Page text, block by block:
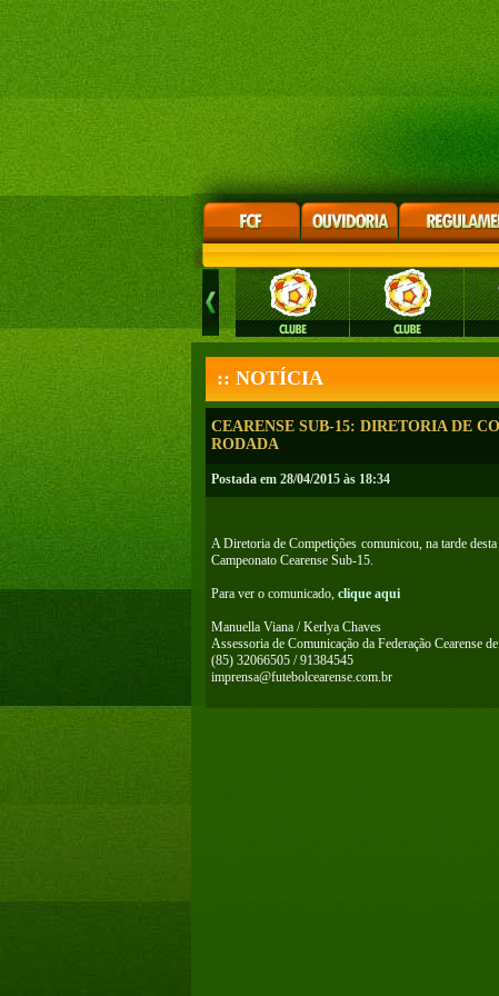
:: NOTÍCIA
CEARENSE SUB-15: DIRETORIA DE
RODADA
Postada em 28/04/2015 às 18:34
A Diretoria de Competições comunicou, na tarde
Campeonato Cearense Sub-15.
Para ver o comunicado, clique aqui
Manuella Viana / Kerlya Chaves
Assessoria de Comunicação da Federação Cearense
(85) 32066505 / 91384545
imprensa@futebolcearense.com.br